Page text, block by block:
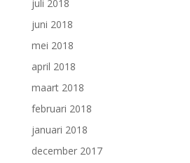
juli 2018
juni 2018
mei 2018
april 2018
maart 2018
februari 2018
januari 2018
december 2017